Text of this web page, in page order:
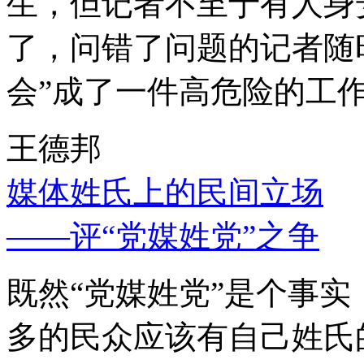
了，问错了问题的记者
会”成了一件高危险的工
王德邦
媒体姓氏上的民间立场
——评“党媒姓党”之争
既然“党媒姓党”是个事
多的民众应该有自己姓